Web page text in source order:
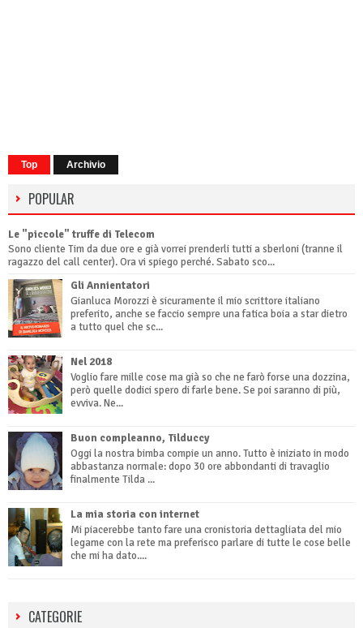
Top Archivio
POPULAR
Le "piccole" truffe di Telecom
Sono cliente Tim da due ore e già vorrei prenderli tutti a sberloni (tranne il
ragazzo del call center). Ora vi spiego perché. Sabato sco...
Gli Annientatori
Gianluca Morozzi è sicuramente il mio scrittore italiano
preferito, anche se faccio sempre una fatica boia a star dietro
a tutto quel che sc...
Nel 2018
Voglio fare mille cose ma già so che ne farò forse una dozzina,
però quelle dodici spero di farle bene. Se poi saranno di più,
evviva. Ne...
Buon compleanno, Tilduccy
Oggi la nostra bimba compie un anno. Tutto è iniziato in modo
abbastanza normale: dopo 30 ore abbondanti di travaglio
finalmente Tilda ...
La mia storia con internet
Mi piacerebbe tanto fare una cronistoria dettagliata del mio
legame con la rete ma preferisco parlare di tutte le cose belle
che mi ha dato....
CATEGORIE